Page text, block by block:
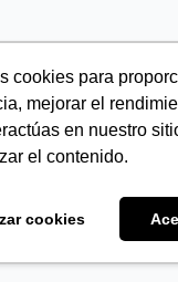
cookies para
mejorar el
en nuestro
el contenido.
cookies